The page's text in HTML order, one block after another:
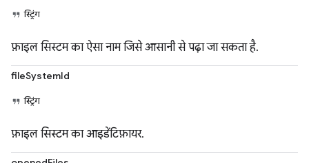
स्ट्रिंग
फ़ाइल सिस्टम का ऐसा नाम जिसे आसानी से पढ़ा जा सकता है.
fileSystemId
स्ट्रिंग
फ़ाइल सिस्टम का आइडेंटिफ़ायर.